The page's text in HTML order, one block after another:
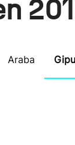
Araba